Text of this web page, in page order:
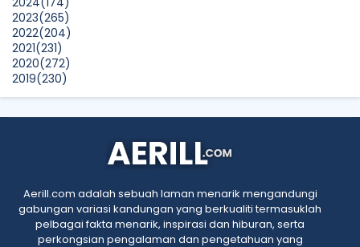
2023(265)
2022(204)
2021(231)
2020(272)
2019(230)
2018(496)
2011(45)
2010(5)
Aerill.com adalah sebuah laman menarik mengandungi
gabungan variasi kandungan yang berkualiti termasuklah
pelbagai fakta menarik, inspirasi dan hiburan, serta
perkongsian pengalaman dan pengetahuan yang